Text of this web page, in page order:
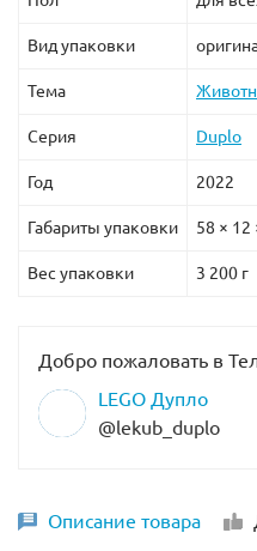
Вид упаковки
Тема
Серия Duplo
Год 2022
Габариты упаковки 58 × 12
Вес упаковки 3 200 г
Добро пожаловать в
LEGO Дупло
@lekub_duplo
Описание товара